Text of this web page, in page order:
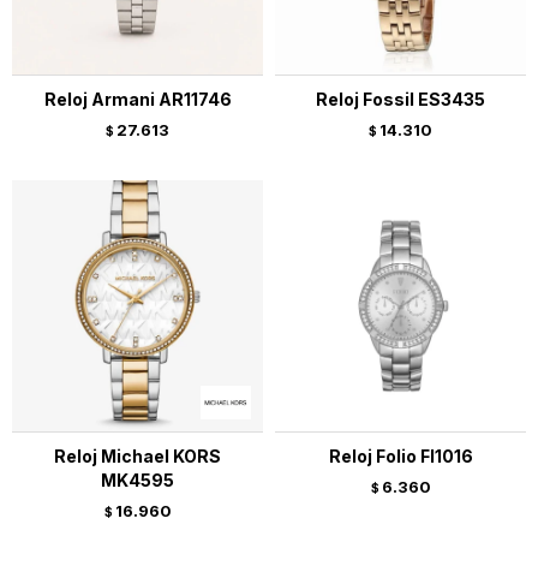
Reloj Armani AR11746
$ 27.613
Reloj Fossil ES3435
$ 14.310
Reloj Michael KORS
MK4595
$ 16.960
Reloj Folio Fl1016
$ 6.360